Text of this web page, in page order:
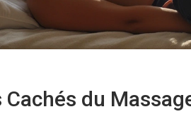
du